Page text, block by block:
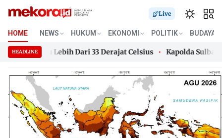
content
Live
HOME NEWS HUKUM EKONOMI POLITIK BUDAYA
HEADLINE
Suhu Lebih Dari 33 Derajat Celsius Kapolda Sulbar
Suhu Lebih Dari 33 Derajat Celsius Kapolda Sulbar